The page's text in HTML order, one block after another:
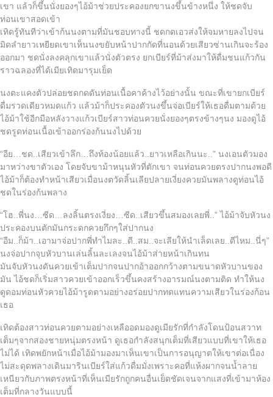
เขา แล้วก็ขึ้นนั่งยองๆไอ้ม้าช่วยประคองยกขานงขึ้นข้างหนึ่ง ให้ชดจับ
ท่อนเขาสอดเข้า
เทิดรู้ทันทีว่าเข้าก้นนงตามที่มันชอบทางนี้ ชดกดเอวส่งให้จมหายลงไปจน
มิดลำยาวเหยียดเขาเห็นนงขยับหน้าปากกัดที่นอนด้วยเสียวซ่านเกินจะร้อง
ออกมา ชดนั่งลงคลุกเขาแล้วนั่งตัวตรง ยกเบียร์ที่ม้าส่งมาให้ดื่มชนแก้วกัน
ราวฉลองที่ได้เมียเทิดมารุมเย็ด
นงตะแคงตัวปล่อยชดกดดันท่อนเนื้อคาค้างไว้อย่างนั้น ขณะที่เขายกเบียร์
ดื่มรวดเดียวหมดแก้ว แล้วม้าก็ประคองตัวนงขึ้นจ่อเบียร์ให้เธอดื่มตามด้วย
ไอ้ม้าใช้อีกมือหลังวางแก้วเบียร์สาวท่อนควยนั่งยองๆตรงข้างๆนง มองดูไอ้
ชดรูดท่อนเนื้อเข้าออกร่องก้นนงไปด้วย
“อืย…ชด..เสียวเข้าลึก…ถึงท้องน้อยแล้ว..ยาวเหลือเกินนะ..” นงเอนตัวมอง
มาหว่างขาตัวเอง โดยจับขาม้าหนุนหัวที่ตักเขา จนท่อนควยตรงปากนงพอดี
ไอ้ม้าก็ต้องทำหน้าเสียวเมื่อนงตวัดลิ้นเลียปลายเงี่ยงควยมันพลางดูท่อนไอ้
ชดในร่องก้นพลาง
“โฮ..พี่นง…ซีด…ลงลิ้นตรงเงี่ยง…ซีด..เสียวขึ้นสมองเลยพี่..” ไอ้ม้าจับหัวนง
ประคองบนตักมันกระดกควยกึกๆใส่ปากนง
“อืม..ก็ม้า..เอามาจ่อปากพี่ทำไมละ..ดี..สม..จะเลียให้นำเล็ดเลย..ดีไหม..นี่ๆ”
นงจ่อปากจุบหัวบานเล่นลิ้นละเลงจนไอ้ม้าส่ายหน้าเกินทน
มันจับหัวนงดันควยเข้าเต็มปากจนปากอ้าออกกว้างตามขนาดหัวบานของ
มัน ไอ้ชดก็เริ่มสาวควยเข้าออกเร็วขึ้นคงสร้างอารมณ์นงตามติด ทำให้นง
ดูดอมท่อนหัวควยไอ้ม้ารูดตามอย่างอร่อยปากทดแทนความเสียวในร่องก้อน
เธอ
เทิดต้องสาวท่อนควยตามอย่างเหลืออดมองดูเมียรักที่กำลังโดนป้อนสวาท
เต็มๆจากสองชายหนุ่มตรงหน้า ดูเธอกำลังสนุกเต็มที่เสียวแบบที่เขาให้เธอ
ไม่ได้ เทิดพยักหน้าเมื่อไอ้ม้ามองมาเห็นเขาเป็นการอนุญาตให้เขาต่อเนื่อง
ไม่สะดุดพลางเดินมารินเบียร์ใส่แก้วดื่มมั่งเพราะคอที่แห้งผากจนน้ำลาย
เหนียวกับภาพตรงหน้าที่เห็นเมียรักถูกคนอื่นเย็ดชัดเจนจากแสงที่เข้ามาห้อง
เต็มที่กลางวันแบบนี้